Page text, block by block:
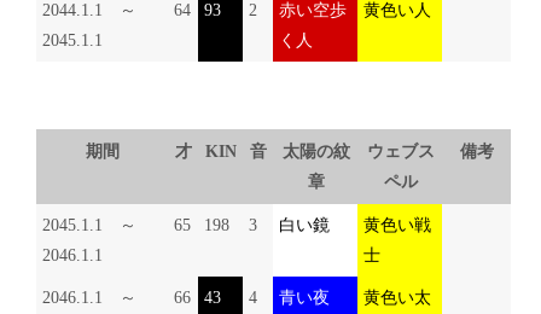
2044.1.1 ～
2045.1.1
64 93 2
赤い空歩
く人
黄色い人
期間 才 KIN 音
太陽の紋
章
ウェブス
ペル
備考
2045.1.1 ～
2046.1.1
65 198 3 白い鏡
黄色い戦
士
2046.1.1 ～
66 43 4 青い夜
黄色い太